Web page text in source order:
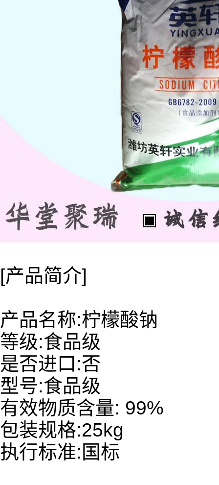
[产品简介]
产品名称:柠檬酸钠
等级:食品级
是否进口:否
型号:食品级
有效物质含量: 99%
包装规格:25kg
执行标准:国标